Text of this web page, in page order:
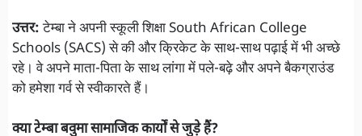
उत्तर:टेम्बा ने अपनी स्कूली शिक्षा South African College
Schools (SACS) से की और क्रिकेट के साथ-साथ पढ़ाई में भी अच्छे
रहे। वे अपने माता-पिता के साथ लांगा में पले-बढ़े और अपने बैकग्राउंड
को हमेशा गर्व से स्वीकारते हैं।
क्या टेम्बा बवुमा सामाजिक कार्यों से जुड़े हैं?